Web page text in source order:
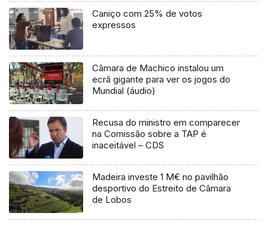
Caniço com 25% de votos
expressos
Câmara de Machico instalou um
ecrã gigante para ver os jogos do
Mundial (áudio)
Recusa do ministro em comparecer
na Comissão sobre a TAP é
inaceitável – CDS
Madeira investe 1 M€ no pavilhão
desportivo do Estreito de Câmara
de Lobos